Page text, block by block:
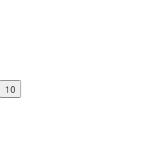
10